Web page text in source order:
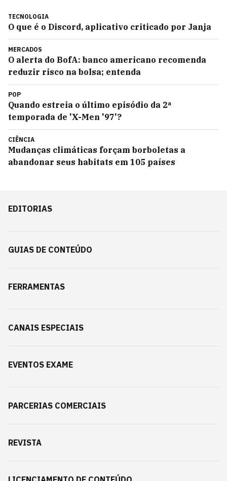
TECNOLOGIA
O que é o Discord, aplicativo criticado por Janja
MERCADOS
O alerta do BofA: banco americano recomenda
reduzir risco na bolsa; entenda
POP
Quando estreia o último episódio da 2ª
temporada de 'X-Men '97'?
CIÊNCIA
Mudanças climáticas forçam borboletas a
abandonar seus habitats em 105 países
EDITORIAS
GUIAS DE CONTEÚDO
FERRAMENTAS
CANAIS ESPECIAIS
EVENTOS EXAME
PARCERIAS COMERCIAIS
REVISTA